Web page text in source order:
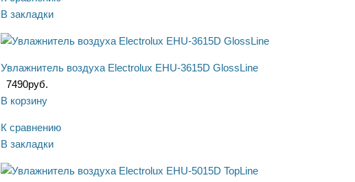
В закладки
Увлажнитель воздуха Electrolux EHU-3615D GlossLine
7490руб.
В корзину
К сравнению
В закладки